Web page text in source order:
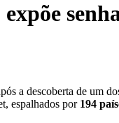
a descoberta de um
espalhados por 194